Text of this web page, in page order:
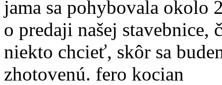
jama sa pohybovala okolo
o predaji našej stavebnice,
niekto chcieť, skôr sa
zhotovenú. fero kocian